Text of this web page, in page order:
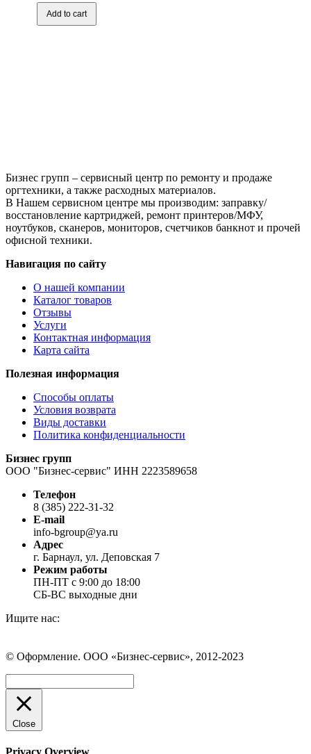
ноутбука
Б/
Add to cart
Бизнес групп – сервисный центр по ремонту и продаже
оргтехники, а также расходных материалов.
В Нашем сервисном центре мы производим: заправку/
восстановление картриджей, ремонт принтеров/МФУ,
ноутбуков, сканеров, мониторов, счетчиков банкнот и прочей
офисной техники.
Навигация по сайту
О нашей компании
Каталог товаров
Отзывы
Услуги
Контактная информация
Карта сайта
Полезная информация
Способы оплаты
Условия возврата
Виды доставки
Политика конфиденциальности
Бизнес групп
ООО "Бизнес-сервис" ИНН 2223589658
Телефон
8 (385) 222-31-32
E-mail
info-bgroup@ya.ru
Адрес
г. Барнаул, ул. Деповская 7
Режим работы
ПН-ПТ с 9:00 до 18:00
СБ-ВС выходные дни
Ищите нас:
Вконтакте
открывается
в
новом
окне
WhatsApp
открывается
в
новом
окне
Telegram
открывается
в
новом
окне
© Оформление. ООО «Бизнес-сервис», 2012-2023
Close
Privacy Overview